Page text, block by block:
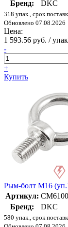
Бренд:
DKC
318 упак., срок
Обновлено 07.08.2026
Цена:
1 593.56 руб. /
-
+
Купить
Рым-болт M16
Артикул:
Бренд:
DKC
580 упак., срок